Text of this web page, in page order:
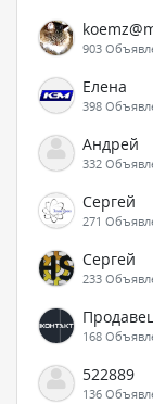
903
Елена
398
Андрей
332
Сергей
271
Сергей
233
168
522889
136